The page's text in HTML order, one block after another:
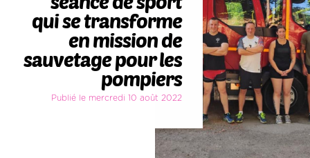
qui se transforme
en mission de
sauvetage pour les
pompiers
Publié le mercredi 10 août 2022